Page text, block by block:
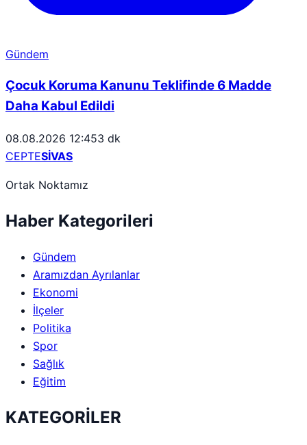
Gündem
Çocuk Koruma Kanunu Teklifinde 6 Madde
Daha Kabul Edildi
08.08.2026 12:453 dk
CEPTESİVAS
Ortak Noktamız
Haber Kategorileri
Gündem
Aramızdan Ayrılanlar
Ekonomi
İlçeler
Politika
Spor
Sağlık
Eğitim
KATEGORİLER